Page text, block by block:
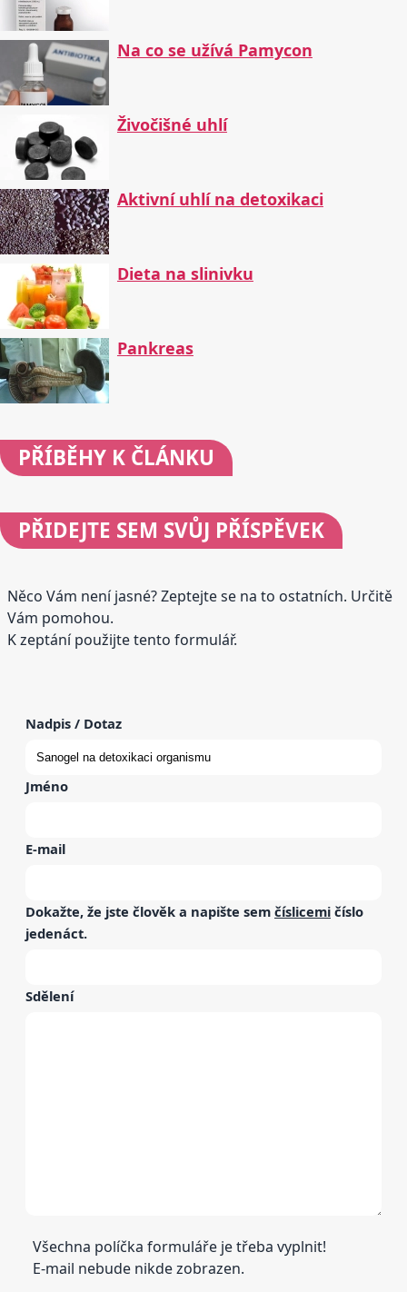
Na co se užívá Pamycon
Živočišné uhlí
Aktivní uhlí na detoxikaci
Dieta na slinivku
Pankreas
PŘÍBĚHY K ČLÁNKU
PŘIDEJTE SEM SVŮJ PŘÍSPĚVEK
Něco Vám není jasné? Zeptejte se na to ostatních. Určitě
Vám pomohou.
K zeptání použijte tento formulář.
Nadpis / Dotaz
Jméno
E-mail
Dokažte, že jste člověk a napište sem číslicemi číslo
jedenáct.
Sdělení
Všechna políčka formuláře je třeba vyplnit!
E-mail nebude nikde zobrazen.